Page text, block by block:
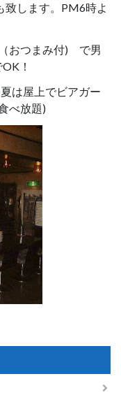
致します。PM6時よ
おつまみ付) で男
！
は屋上でビアガー
べ放題)